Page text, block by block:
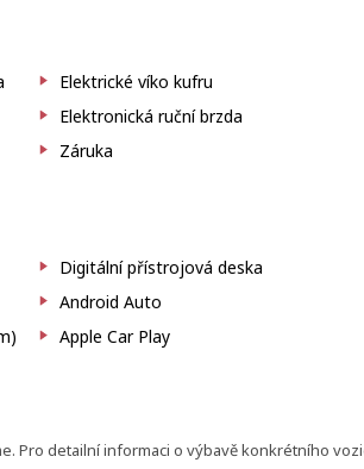
Elektrické víko kufru
Elektronická ruční brzda
Záruka
Digitální přístrojová deska
Android Auto
Apple Car Play
Pro detailní informaci o výbavě konkrétního